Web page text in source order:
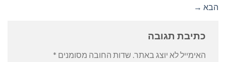
הבא →
כתיבת תגובה
האימייל לא יוצג באתר. שדות החובה מסומנים *